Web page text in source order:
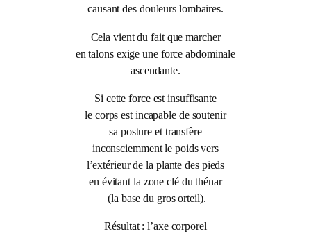
causant des douleurs lombaires.
Cela vient du fait que marcher
en talons exige une force abdominale
ascendante.
Si cette force est insuffisante
le corps est incapable de soutenir
sa posture et transfère
inconsciemment le poids vers
l’extérieur de la plante des pieds
en évitant la zone clé du thénar
(la base du gros orteil).
Résultat : l’axe corporel